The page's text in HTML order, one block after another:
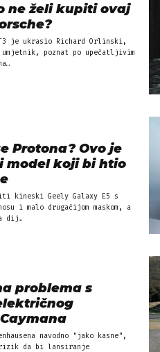
ne želi kupiti ovaj
je ukrasio Richard Orlinski,
poznat po upečatljivim
Protona? Ovo je
model koji bi htio
kineski Geely Galaxy E5 s
i malo drugačijom maskom, a
dij…
problema s
navodno "jako kasne",
da bi lansiranje